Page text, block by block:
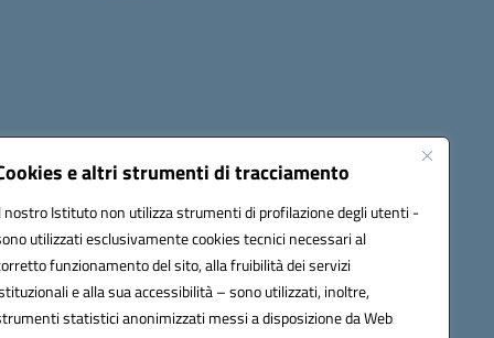
e altri strumenti di tracciamento
nostro Istituto non utilizza strumenti di profilazione degli utenti -
utilizzati esclusivamente cookies tecnici necessari al
funzionamento del sito, alla fruibilità dei servizi
e alla sua accessibilità – sono utilizzati, inoltre,
statistici anonimizzati messi a disposizione da Web
ctic8bl002@pec.istruzione.it